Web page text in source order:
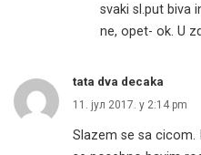
svaki sl.put biva
ne, opet- ok. U
tata dva decaka
11. јул 2017. у 2:14 pm
Slazem se sa cicom.